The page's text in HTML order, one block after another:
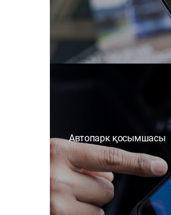
Автопарк қосымшасы